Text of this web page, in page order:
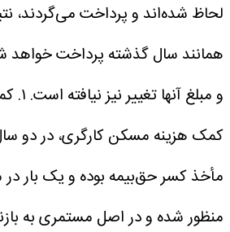
لحاظ شده‌اند و پرداخت می‌گردند،
همانند سال گذشته پرداخت
و مبلغ آنها تغییر نیز نیافته است. ۱.
کمک هزینه مسکن کارگری، در دو
مأخذ کسر حق‌بیمه بوده و یک بار
منظور شده و در اصل مستمری به